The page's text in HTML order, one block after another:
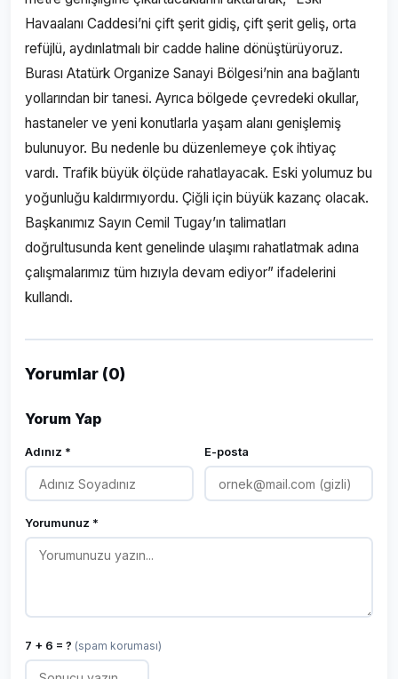
Havaalanı Caddesi’ni çift şerit gidiş, çift şerit geliş, orta
refüjlü, aydınlatmalı bir cadde haline dönüştürüyoruz.
Burası Atatürk Organize Sanayi Bölgesi’nin ana bağlantı
yollarından bir tanesi. Ayrıca bölgede çevredeki okullar,
hastaneler ve yeni konutlarla yaşam alanı genişlemiş
bulunuyor. Bu nedenle bu düzenlemeye çok ihtiyaç
vardı. Trafik büyük ölçüde rahatlayacak. Eski yolumuz bu
yoğunluğu kaldırmıyordu. Çiğli için büyük kazanç olacak.
Başkanımız Sayın Cemil Tugay’ın talimatları
doğrultusunda kent genelinde ulaşımı rahatlatmak adına
çalışmalarımız tüm hızıyla devam ediyor” ifadelerini
kullandı.
Yorumlar (0)
Yorum Yap
Adınız * E-posta
Yorumunuz *
7 + 6 = ? (spam koruması)